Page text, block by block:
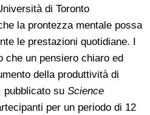
di Toronto
la prontezza mentale possa
le prestazioni quotidiane. I
che un pensiero chiaro ed
della produttività di
pubblicato su Science
per un periodo di 12